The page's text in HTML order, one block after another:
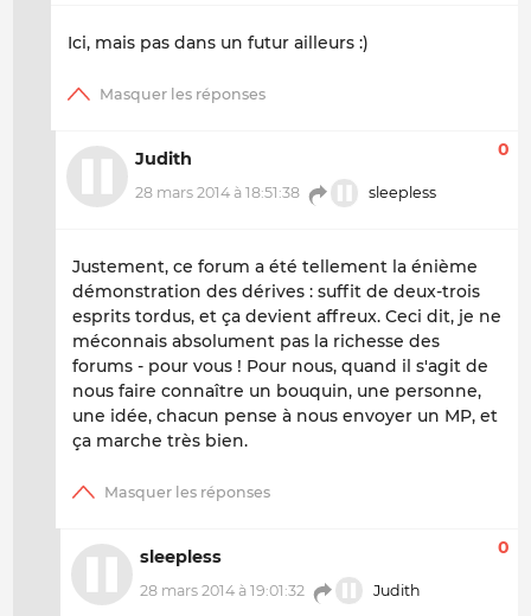
Ici, mais pas dans un futur ailleurs :)
Judith
28 mars 2014 à 18:51:38 sleepless
0
Justement, ce forum a été tellement la énième
démonstration des dérives : suffit de deux-trois
esprits tordus, et ça devient affreux. Ceci dit, je ne
méconnais absolument pas la richesse des
forums - pour vous ! Pour nous, quand il s'agit de
nous faire connaître un bouquin, une personne,
une idée, chacun pense à nous envoyer un MP, et
ça marche très bien.
sleepless
28 mars 2014 à 19:01:32 Judith
0